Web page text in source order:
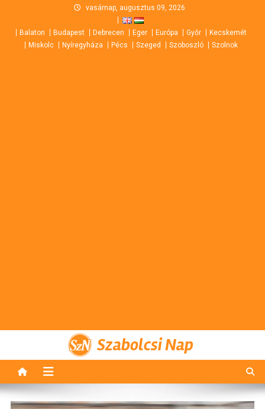
content
vasárnap, augusztus 09, 2026
Balaton Budapest Debrecen Eger Európa Győr
Kecskemét
Miskolc
Nyíregyháza Pécs Szeged Szoboszló Szolnok
Szabolcsi Nap